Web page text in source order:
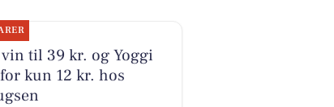
vin til 39 kr. og Yoggi
kun 12 kr. hos